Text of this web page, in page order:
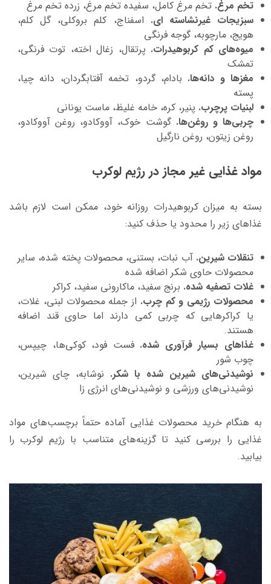
تخم مرغ. تخم مرغ کامل، سفیده تخم مرغ، زرده تخم مرغ
سبزیجات غیرنشاسته ای. اسفناج، کلم بروکلی، گل کلم،
هویج، مارچوبه، گوجه فرنگی
میوه‌های کم کربوهیدرات. پرتقال، زغال اخته، توت فرنگی،
تمشک
مغزها و دانه‌ها. بادام، گردو، تخمه آفتابگردان، دانه چیا،
پسته
لبنیات پرچرب. پنیر، کره، خامه غلیظ، ماست یونانی
چربی‌ها و روغن‌ها. گوشت خوک، آووکادو، روغن آووکادو،
روغن زیتون، روغن نارگیل
مواد غذایی غیر مجاز در رژیم لوکرب
بسته به میزان کربوهیدرات روزانه خود، ممکن است لازم باشد
غذاهای زیر را محدود یا حذف کنید:
تنقلات شیرین. آب نبات، بستنی، محصولات پخته شده، سایر
محصولات حاوی شکر اضافه شده
غلات تصفیه شده. برنج سفید، ماکارونی سفید، کراکر
محصولات رژیمی و کم چرب. از جمله محصولات لبنی، غلات،
یا کراکرهایی که چربی کمی دارند اما حاوی قند اضافه
هستند.
غذاهای بسیار فرآوری شده. فست فود، کوکی‌ها، چیپس،
چوب شور
نوشیدنی‌های شیرین شده با شکر. نوشابه، چای شیرین،
نوشیدنی‌های ورزشی و نوشیدنی‌های انرژی زا
به هنگام خرید محصولات غذایی آماده حتماً برچسب‌های مواد
غذایی را بررسی کنید تا گزینه‌های متناسب با رژیم لوکرب را
بیابید.